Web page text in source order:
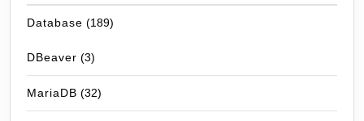
Database (189)
DBeaver (3)
MariaDB (32)